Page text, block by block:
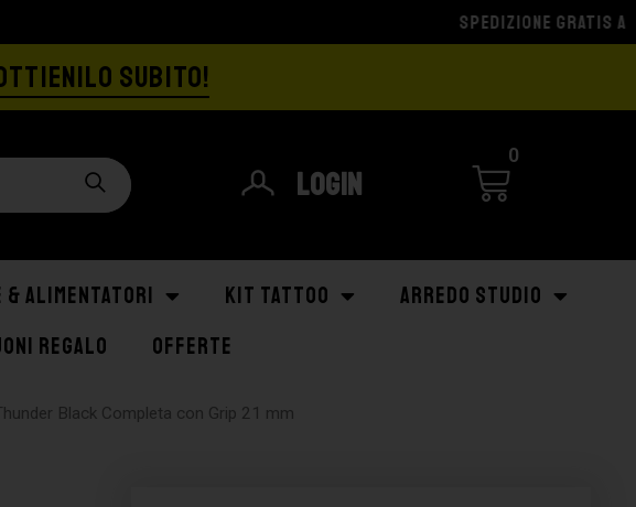
SUBITO!
Login
0
& ALIMENTATORI KIT TATTOO
ARREDO STUDIO
REGALO OFFERTE
Black Completa con Grip 21 mm